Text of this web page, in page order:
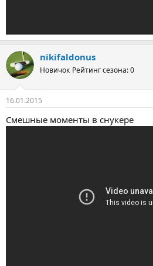
nikifaldonus
Новичок Рейтинг сезона: 0
16.01.2015
Смешные моменты в снукере